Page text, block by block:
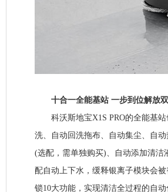
十合一全能基站 一步到位解放
科沃斯地宝X1S PRO的全能基站
洗、自动回洗拖布、自动集尘、自
(选配，需单独购买)、自动添加清
配自动上下水，缓释银离子模块会
锁10大功能，实现清洁全过程的自